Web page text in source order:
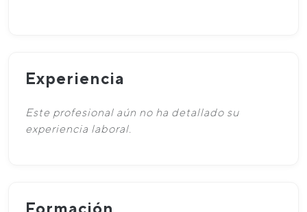
Experiencia
Este profesional aún no ha detallado su
experiencia laboral.
Formación